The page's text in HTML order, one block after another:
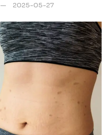
2025-05-27